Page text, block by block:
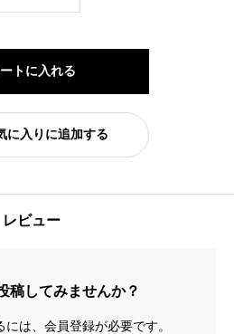
トに入れる
に入りに追加する
レビュー
稿してみませんか？
は、会員登録が必要です。